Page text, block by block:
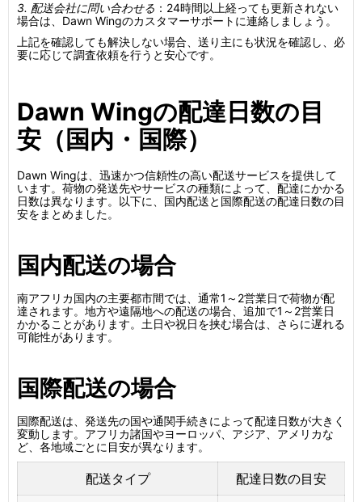
3. 配送会社に問い合わせる ：24時間以上経っても更新されない
場合は、Dawn Wingのカスタマーサポートに連絡しましょう。
上記を確認しても解決しない場合、送り主にも状況を確認し、必
要に応じて調査依頼を行うと安心です。
Dawn Wingの配達日数の目
安（国内・国際）
Dawn Wingは、迅速かつ信頼性の高い配送サービスを提供して
います。荷物の発送先やサービスの種類によって、配達にかかる
日数は異なります。以下に、国内配送と国際配送の配達日数の目
安をまとめました。
国内配送の場合
南アフリカ国内の主要都市間では、通常1～2営業日で荷物が配
達されます。地方や遠隔地への配送の場合、追加で1～2営業日
かかることがあります。土日や祝日を挟む場合は、さらに遅れる
可能性があります。
国際配送の場合
国際配送は、発送先の国や通関手続きによって配達日数が大きく
変動します。アフリカ諸国やヨーロッパ、アジア、アメリカな
ど、各地域ごとに目安が異なります。
配送タイプ 配達日数の目安